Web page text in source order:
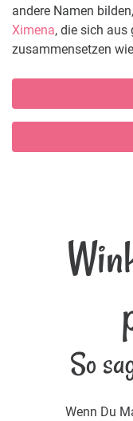
andere Namen
Ximena, die sich aus
zusammensetzen wie
So
Wenn Du